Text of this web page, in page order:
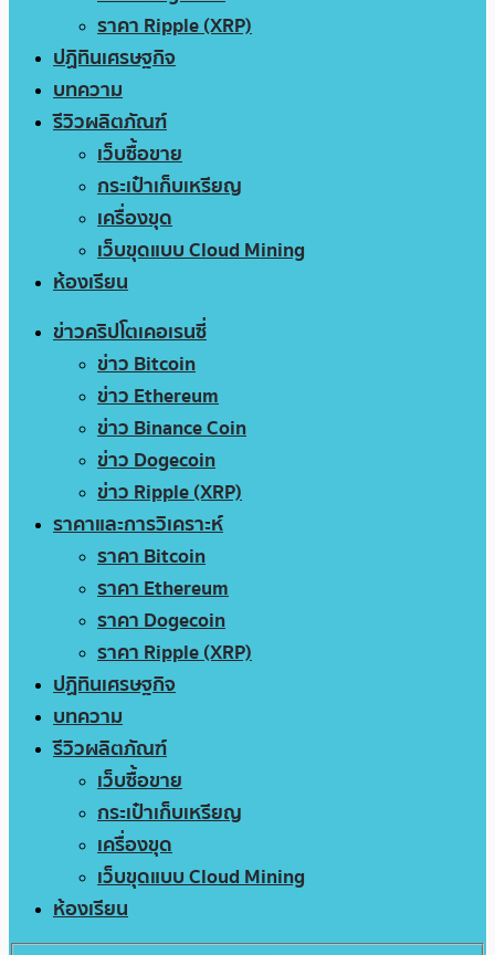
ราคา Ripple (XRP)
ปฏิทินเศรษฐกิจ
บทความ
รีวิวผลิตภัณฑ์
เว็บซื้อขาย
กระเป๋าเก็บเหรียญ
เครื่องขุด
เว็บขุดแบบ Cloud Mining
ห้องเรียน
ข่าวคริปโตเคอเรนซี่
ข่าว Bitcoin
ข่าว Ethereum
ข่าว Binance Coin
ข่าว Dogecoin
ข่าว Ripple (XRP)
ราคาและการวิเคราะห์
ราคา Bitcoin
ราคา Ethereum
ราคา Dogecoin
ราคา Ripple (XRP)
ปฏิทินเศรษฐกิจ
บทความ
รีวิวผลิตภัณฑ์
เว็บซื้อขาย
กระเป๋าเก็บเหรียญ
เครื่องขุด
เว็บขุดแบบ Cloud Mining
ห้องเรียน